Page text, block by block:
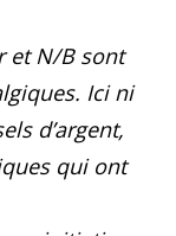
et N/B sont
Ici ni
d’argent,
qui ont